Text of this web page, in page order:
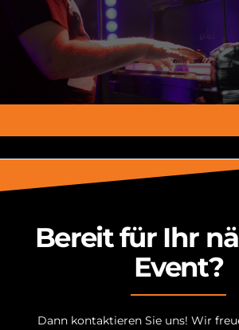
Wir stellen Ihnen eine umfangreiche
Bereit für Ihr
Event?
Dann kontaktieren Sie uns! Wir